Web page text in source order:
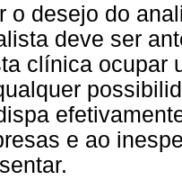
o desejo do
deve ser
clínica ocupar
e ao